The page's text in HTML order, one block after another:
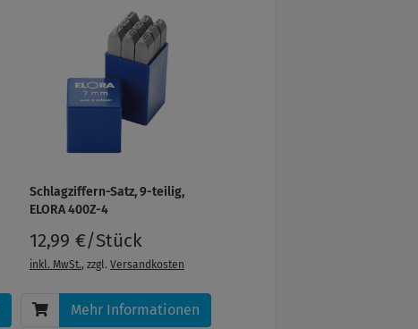
Schlagziffern-Satz, 9-teilig,
ELORA 400Z-4
12,99 €/Stück
inkl. MwSt., zzgl. Versandkosten
Mehr Informationen